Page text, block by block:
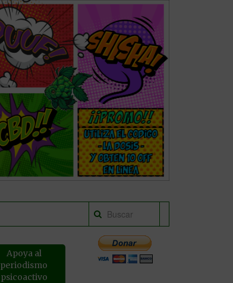
Apoya al
periodismo
psicoactivo